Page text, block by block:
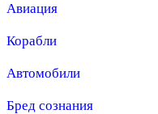
Авиация
Корабли
Автомобили
Бред сознания